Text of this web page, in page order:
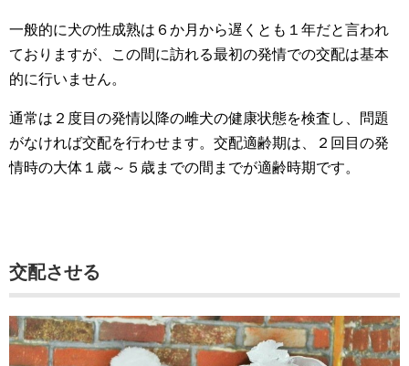
一般的に犬の性成熟は６か月から遅くとも１年だと言われ
ておりますが、この間に訪れる最初の発情での交配は基本
的に行いません。
通常は２度目の発情以降の雌犬の健康状態を検査し、問題
がなければ交配を行わせます。交配適齢期は、２回目の発
情時の大体１歳～５歳までの間までが適齢時期です。
交配させる